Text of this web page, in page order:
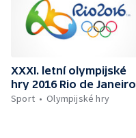
XXXI. letní olympijské
hry 2016 Rio de Janeiro
Sport
Olympijské hry